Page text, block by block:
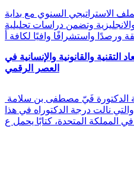
الاستراتيجي السنوي مع بداية
والانجليزية وتضمن دراسات تحليلية
ورصدًا واستشرافًا وافيًا لكافة أ
التقنية والقانونية والإنسانية في
العصر الرقمي
نالت درجة الدكتوراه في هذا
المتحدة، كتابًا يحمل ع